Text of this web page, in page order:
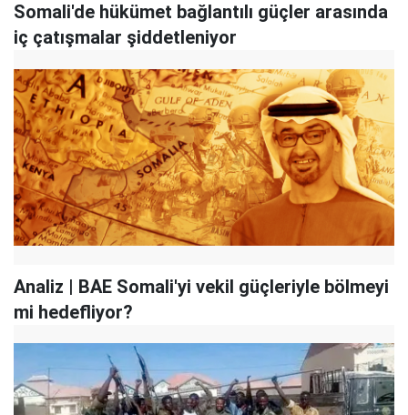
Somali'de hükümet bağlantılı güçler arasında
iç çatışmalar şiddetleniyor
Analiz | BAE Somali'yi vekil güçleriyle bölmeyi
mi hedefliyor?